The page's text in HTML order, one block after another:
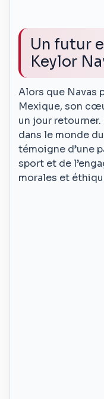
Un futur
Keylor
Alors que Navas
Mexique, son
un jour
dans le monde
témoigne d’une
sport et de
morales et